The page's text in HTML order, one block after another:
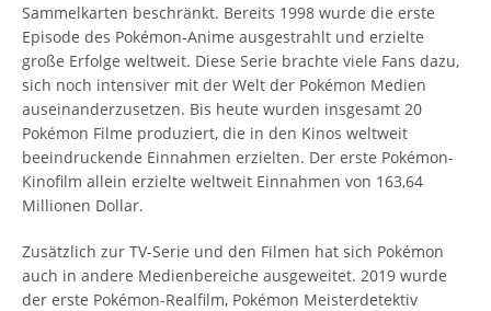
Sammelkarten beschränkt. Bereits 1998 wurde die erste
Episode des Pokémon-Anime ausgestrahlt und erzielte
große Erfolge weltweit. Diese Serie brachte viele Fans dazu,
sich noch intensiver mit der Welt der Pokémon Medien
auseinanderzusetzen. Bis heute wurden insgesamt 20
Pokémon Filme produziert, die in den Kinos weltweit
beeindruckende Einnahmen erzielten. Der erste Pokémon-
Kinofilm allein erzielte weltweit Einnahmen von 163,64
Millionen Dollar.
Zusätzlich zur TV-Serie und den Filmen hat sich Pokémon
auch in andere Medienbereiche ausgeweitet. 2019 wurde
der erste Pokémon-Realfilm, Pokémon Meisterdetektiv